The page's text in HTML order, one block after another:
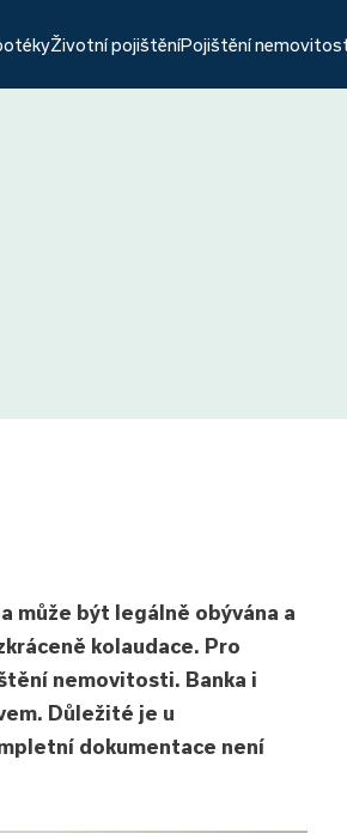
Životní pojištěníPojištění
může být legálně obývána a
kolaudace. Pro
nemovitosti. Banka i
Důležité je u
dokumentace není